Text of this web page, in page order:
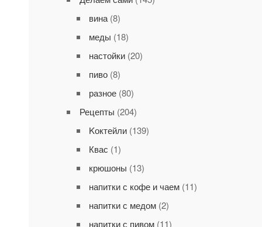
вина(8)
меды (18)
настойки(20)
пиво(8)
разное(80)
Рецепты (204)
Kоктейли(139)
Квас (1)
крюшоны (13)
напитки с кофе и чаем(11)
напитки с медом(2)
напитки с пивом(11)